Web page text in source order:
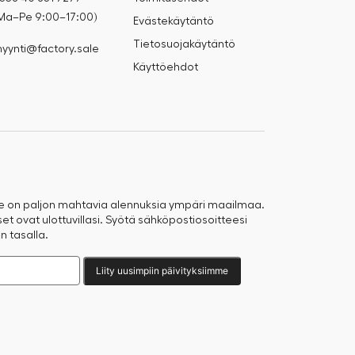
9:00–17:00)
Evästekäytäntö
Tietosuojakäytäntö
Käyttöehdot
on paljon mahtavia alennuksia ympäri maailmaa.
ovat ulottuvillasi. Syötä sähköpostiosoitteesi
tasalla.
Liity uusimpiin päivityksiimme